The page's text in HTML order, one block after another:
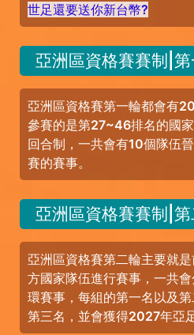
世足還要送你新台幣?
亞洲區資格賽賽制|第
亞洲區資格賽第一輪都會有
參賽的是第27~46排名的國
回合制，一共會有10個隊伍
賽的賽事。
亞洲區資格賽賽制|第
亞洲區資格賽第二輪主要就
方國家隊伍進行賽事，一共
環賽事，每組的第一名以及
第三名，並會獲得2027年亞